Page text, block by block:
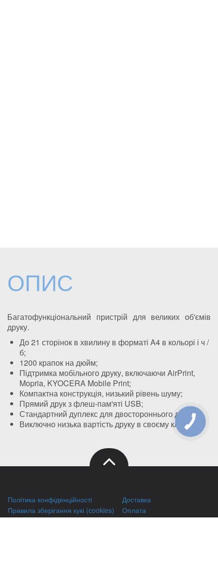
ОПИС
Багатофункціональний пристрій для великих об'ємів
друку.
До 21 сторінок в хвилину в форматі A4 в кольорі і ч /
б;
1200 крапок на дюйм;
Підтримка мобільного друку, включаючи AirPrint,
Mopria, KYOCERA Mobile Print;
Компактна конструкція, низький рівень шуму;
Прямий друк з флеш-пам'яті USB;
Стандартний дуплекс для двостороннього друку;
Виключно низька вартість друку в своєму класі.
Політика конфіденційності
Правила зберігання кукі (cookies)
Доставка
Оплата